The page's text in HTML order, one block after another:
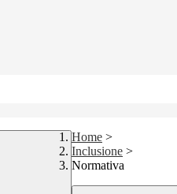
Home >
Inclusione >
Normativa